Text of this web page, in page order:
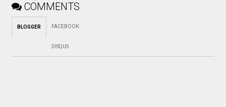
COMMENTS
BLOGGER FACEBOOK:
DISQUS